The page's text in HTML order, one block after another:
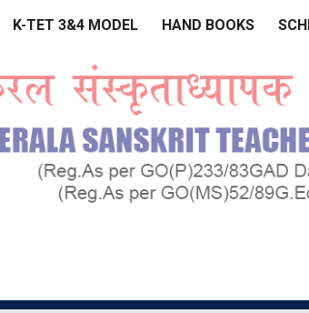
Skip to main content
K-TET 3&4 MODEL HAND BOOKS